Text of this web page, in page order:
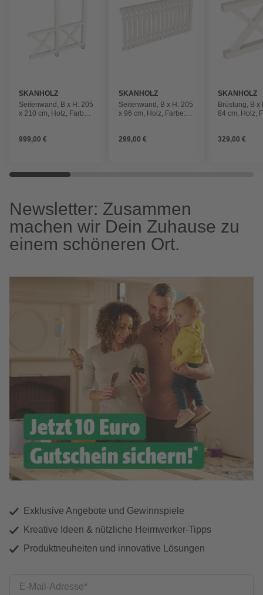
SKANHOLZ
Seitenwand, B x H: 205
x 210 cm, Holz, Farbe:
999,00 €
SKANHOLZ
Seitenwand, B x H: 205
x 96 cm, Holz, Farbe:
299,00 €
SKANHOLZ
Brüstung, B x
84 cm, Holz,
329,00 €
Newsletter: Zusammen
machen wir Dein Zuhause zu
einem schöneren Ort.
Exklusive Angebote und Gewinnspiele
Kreative Ideen & nützliche Heimwerker-Tipps
Produktneuheiten und innovative Lösungen
E-Mail-Adresse